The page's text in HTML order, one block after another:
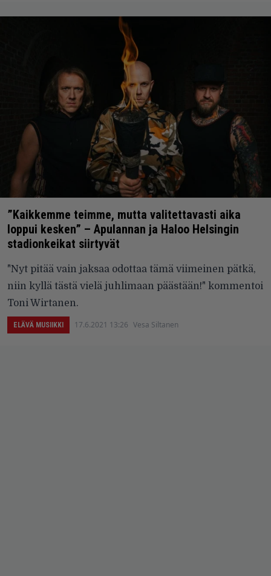
”Kaikkemme teimme, mutta valitettavasti aika
loppui kesken” – Apulannan ja Haloo Helsingin
stadionkeikat siirtyvät
"Nyt pitää vain jaksaa odottaa tämä viimeinen pätkä,
niin kyllä tästä vielä juhlimaan päästään!" kommentoi
Toni Wirtanen.
ELÄVÄ MUSIIKKI 17.6.2021 13:26 Vesa Siltanen